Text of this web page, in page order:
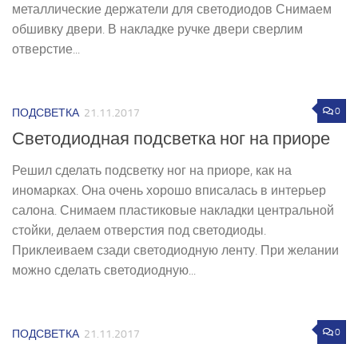
металлические держатели для светодиодов Снимаем
обшивку двери. В накладке ручке двери сверлим
отверстие...
0
ПОДСВЕТКА 21.11.2017
Светодиодная подсветка ног на приоре
Решил сделать подсветку ног на приоре, как на
иномарках. Она очень хорошо вписалась в интерьер
салона. Снимаем пластиковые накладки центральной
стойки, делаем отверстия под светодиоды.
Приклеиваем сзади светодиодную ленту. При желании
можно сделать светодиодную...
0
ПОДСВЕТКА 21.11.2017